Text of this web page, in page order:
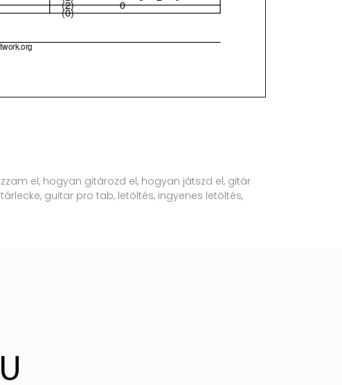
el, hogyan gitározd el, hogyan játszd el, gitár
guitar pro tab, letöltés, ingyenes letöltés,